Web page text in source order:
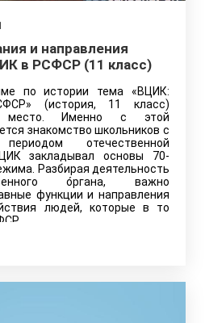
и направления
в РСФСР (11 класс)
по истории тема «ВЦИК:
(история, 11 класс)
место. Именно с этой
знакомство школьников с
отечественной
закладывал основы 70-
Разбирая деятельность
о́ргана, важно
функции и направления
людей, которые в то